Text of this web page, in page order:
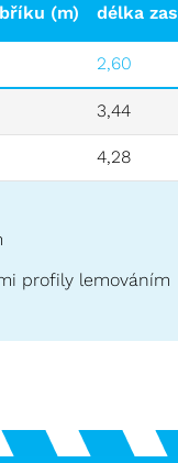
(m) délka
2,60
3,44
4,28
profily lemováním